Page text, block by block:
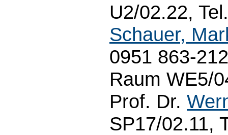
U2/02.22,
Schauer,
0951 863-
Raum WE5/
Prof. Dr.
SP17/02.11,